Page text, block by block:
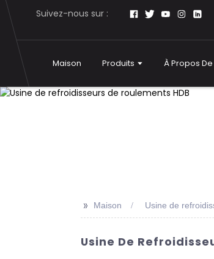
Suivez-nous sur :
Maison Produits À Propos
>> Maison Usine de
Usine De